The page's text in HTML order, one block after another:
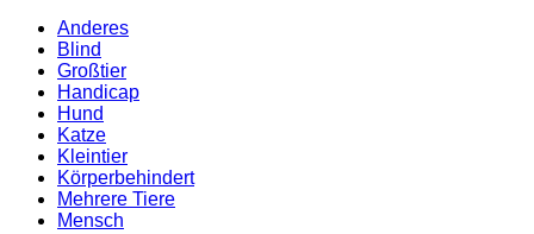
Anderes
Blind
Großtier
Handicap
Hund
Katze
Kleintier
Körperbehindert
Mehrere Tiere
Mensch